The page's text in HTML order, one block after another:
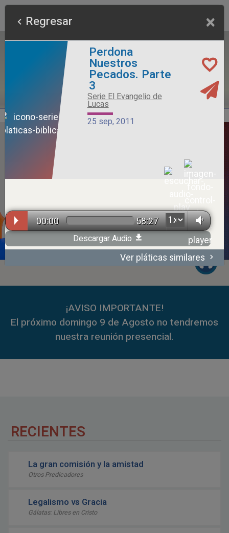
59:35
¡AVISO IMPORTANTE!
El próximo domingo 9 de Agosto no tendremos
nuestra reunión presencial.
RECIENTES
La gran comisión y la amistad
Otros Predicadores
Legalismo vs Gracia
Gálatas: Libres en Cristo
Regresar ×
Perdona
Nuestros
Pecados. Parte
3
Serie El Evangelio de
Lucas
25 sep, 2011
00:00 58:27
Descargar Audio
Ver pláticas similares